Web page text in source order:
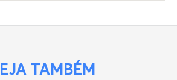
TAMBÉM